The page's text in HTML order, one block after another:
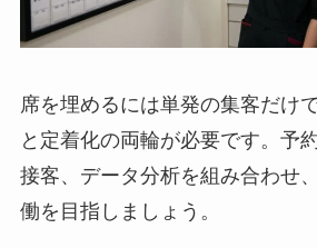
席を埋めるには単発の集客だけ
と定着化の両輪が必要です。予
接客、データ分析を組み合わせ
働を目指しましょう。